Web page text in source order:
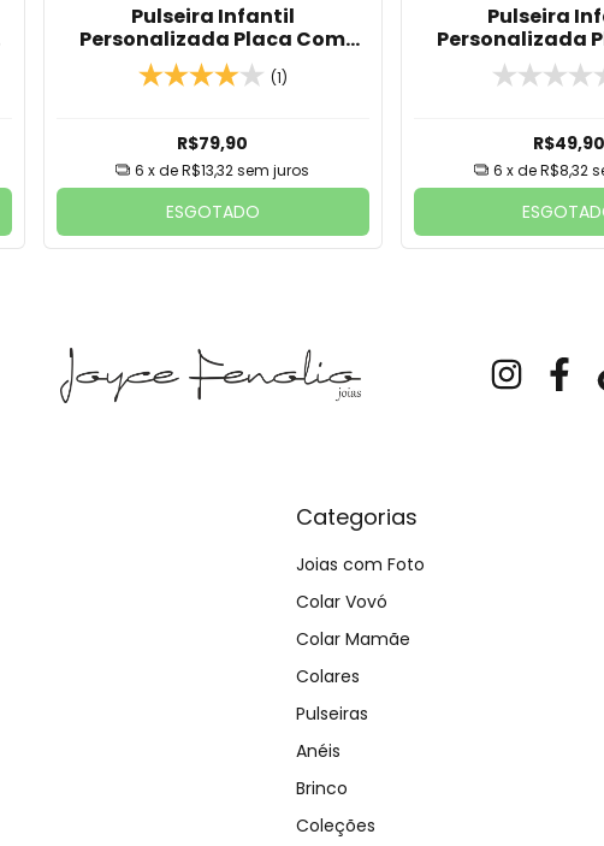
Pulseira Infantil
Personalizada Placa Com
Nome E Coração Vazado
Banhada Em Ouro 18K
(1)
R$79,90
6 x deR$13,32sem juros
ESGOTADO
Pulseira
Personalizada
Detalhes Com
Em Ouro
R$49,90
6 x deR$8,32
Categorias
Joias com Foto
Colar Vovó
Colar Mamãe
Colares
Pulseiras
Anéis
Brinco
Coleções